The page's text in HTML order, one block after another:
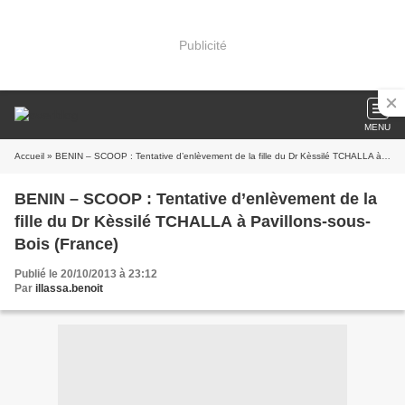
Publicité
MENU
Accueil » BENIN – SCOOP : Tentative d’enlèvement de la fille du Dr Kèssilé TCHALLA à Pavillons-sous-Bois (France)
BENIN – SCOOP : Tentative d’enlèvement de la
fille du Dr Kèssilé TCHALLA à Pavillons-sous-
Bois (France)
Publié le 20/10/2013 à 23:12
Par illassa.benoit